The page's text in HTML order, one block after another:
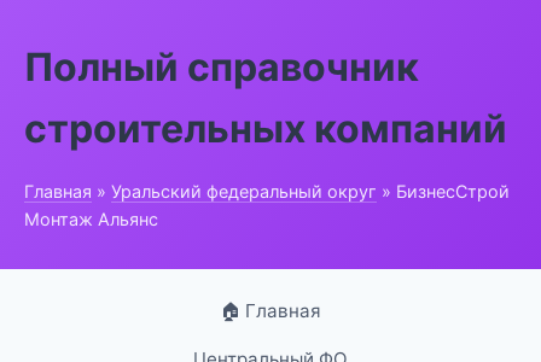
Полный справочник
строительных компаний
Главная » Уральский федеральный округ » БизнесСтрой
Монтаж Альянс
🏠 Главная